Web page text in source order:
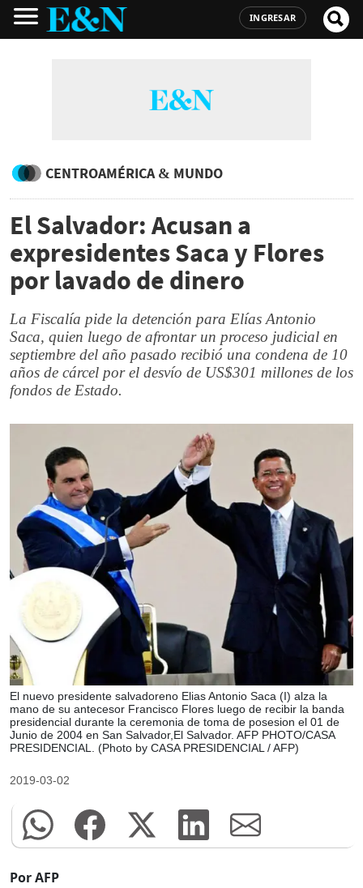
INGRESAR
CENTROAMÉRICA & MUNDO
El Salvador: Acusan a
expresidentes Saca y Flores
por lavado de dinero
La Fiscalía pide la detención para Elías Antonio
Saca, quien luego de afrontar un proceso judicial en
septiembre del año pasado recibió una condena de 10
años de cárcel por el desvío de US$301 millones de los
fondos de Estado.
El nuevo presidente salvadoreno Elias Antonio Saca (I) alza la
mano de su antecesor Francisco Flores luego de recibir la banda
presidencial durante la ceremonia de toma de posesion el 01 de
Junio de 2004 en San Salvador,El Salvador. AFP PHOTO/CASA
PRESIDENCIAL. (Photo by CASA PRESIDENCIAL / AFP)
2019-03-02
Por AFP